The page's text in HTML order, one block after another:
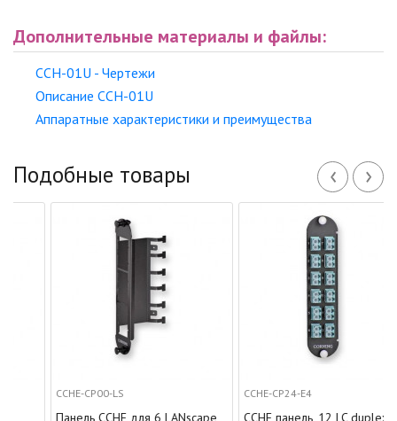
Дополнительные материалы и файлы:
CCH-01U - Чертежи
Описание CCH-01U
Аппаратные характеристики и преимущества
Подобные товары ‹ ›
CCHE-CP00-LS
Панель CCHE для 6 LANscape
CCHE-CP24-E4
CCHE панель, 12 LC duplex,